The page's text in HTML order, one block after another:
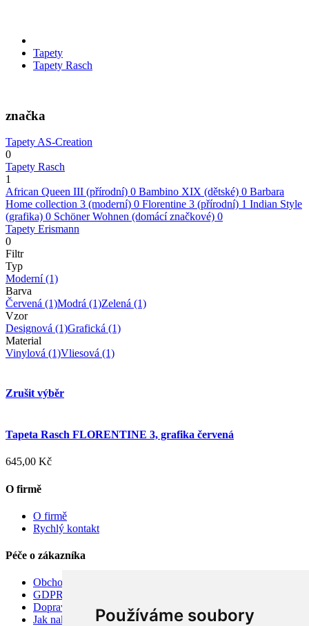
Používáme soubory
Tapety
Tapety Rasch
značka
Tapety AS-Creation
0
Tapety Rasch
1
African Queen III (přírodní) 0 Bambino XIX (dětské) 0 Barbara
Home collection 3 (moderní) 0 Florentine 3 (přírodní) 1 Indian Style
(grafika) 0 Schöner Wohnen (domácí značkové) 0
Tapety Erismann
0
Filtr
Typ
Moderní(1)
Barva
Červená (1)Modrá (1)Zelená (1)
Vzor
Designová (1)Grafická (1)
Material
Vinylová (1)Vliesová (1)
Zrušit výběr
Tapeta Rasch FLORENTINE 3, grafika červená
645,00 Kč
O firmě
O firmě
Rychlý kontakt
Péče o zákazníka
Obchodní podmínky
GDPR
Doprava
Jak nakupovat